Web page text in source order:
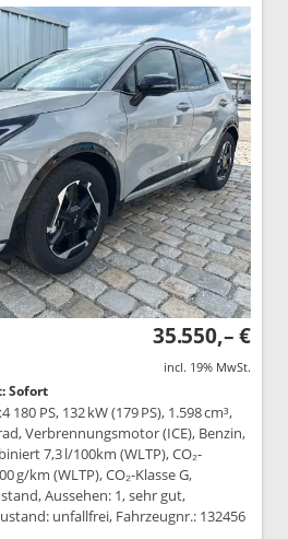
35.550,– €
incl. 19% MwSt.
Sofort
180 PS, 132 kW (179 PS), 1.598 cm³,
Verbrennungsmotor (ICE), Benzin,
7,3 l/100km (WLTP), CO₂-
g/km (WLTP), CO₂-Klasse G,
Aussehen: 1, sehr gut,
unfallfrei, Fahrzeugnr.: 132456